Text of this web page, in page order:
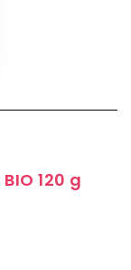
120 g